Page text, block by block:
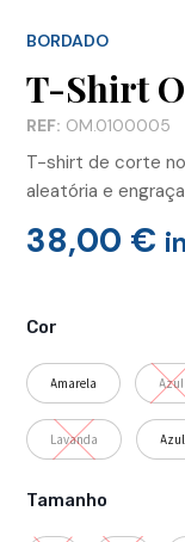
BORDADO
T-Shirt
REF: OM.0100005
T-shirt de corte
aleatória e
38,00 €
Cor
Amarela Azul
Lavanda
Tamanho
de
Shirt
Orgânica,
Red
Hot